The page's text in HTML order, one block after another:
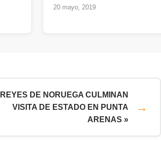
20 mayo, 2019
REYES DE NORUEGA CULMINAN
VISITA DE ESTADO EN PUNTA
ARENAS »